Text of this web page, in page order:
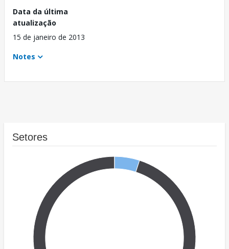
Data da última
atualização
15 de janeiro de 2013
Notes
Setores